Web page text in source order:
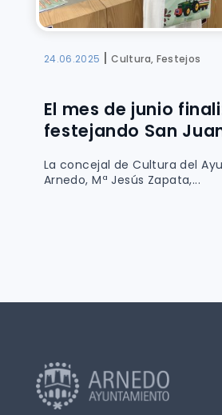
24.06.2025 |Cultura, Festejos
El mes de junio
festejando San
La concejal de Cultura del
Arnedo, Mª Jesús Zapata,...